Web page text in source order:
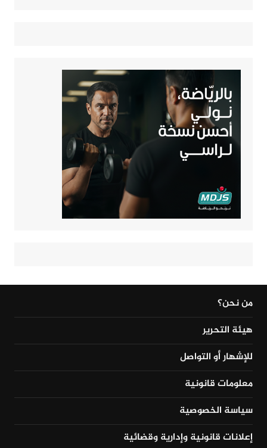
من نحن؟
هيئة التحرير
للإشهار أو التواصل
معلومات قانونية
سياسة الخصوصية
إعلانات قانونية وإدارية وقضائية